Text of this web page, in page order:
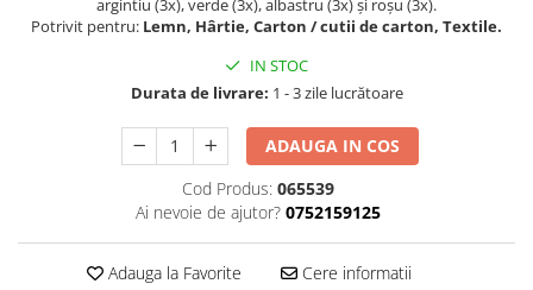
Potrivit pentru: Lemn, Hârtie, Carton / cutii de carton, Textile.
IN STOC
Durata de livrare: 1 - 3 zile lucrătoare
ADAUGA IN COS
Cod Produs: 065539
Ai nevoie de ajutor? 0752159125
Adauga la Favorite Cere informatii